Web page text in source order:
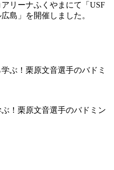
リーナふくやまにて「USF
島」を開催しました。
！栗原文音選手のバドミン